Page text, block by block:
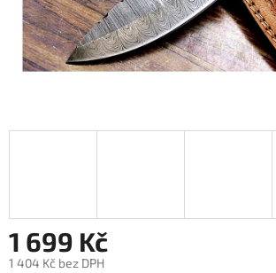
1 699 Kč
1 404 Kč bez DPH